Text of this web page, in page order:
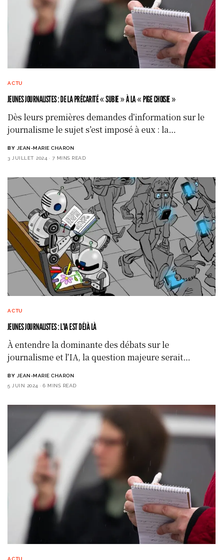
ACTU
JEUNES JOURNALISTES : DE LA PRÉCARITÉ « SUBIE » À LA « PIGE CHOISIE »
Dès leurs premières demandes d’information sur le
journalisme le sujet s’est imposé à eux : la…
BY JEAN-MARIE CHARON
3 JUILLET 2024
7 MINS READ
ACTU
JEUNES JOURNALISTES : L’IA EST DÉJÀ LÀ
À entendre la dominante des débats sur le
journalisme et l’IA, la question majeure serait…
BY JEAN-MARIE CHARON
5 JUIN 2024
6 MINS READ
ACTU